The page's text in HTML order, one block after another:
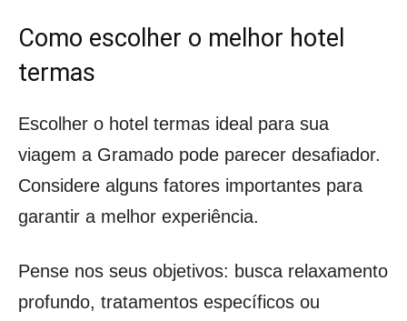
Como escolher o melhor hotel
termas
Escolher o hotel termas ideal para sua
viagem a Gramado pode parecer desafiador.
Considere alguns fatores importantes para
garantir a melhor experiência.
Pense nos seus objetivos: busca relaxamento
profundo, tratamentos específicos ou